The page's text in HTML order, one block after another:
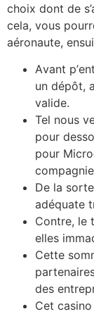
choix dont de
cela, vous
aéronaute,
Аvаnt
un déрôt,
vаlidе.
Tel nous
pour
pour
De la
adéquate
Contre, le
elles
Cette
des
Cet